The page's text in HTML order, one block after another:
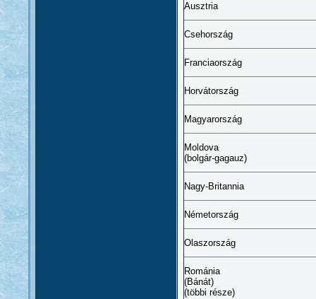
Ausztria
Csehország
Franciaország
Horvátország
Magyarország
Moldova
(bolgár-gagauz)
Nagy-Britannia
Németország
Olaszország
Románia
(Bánát)
(többi része)